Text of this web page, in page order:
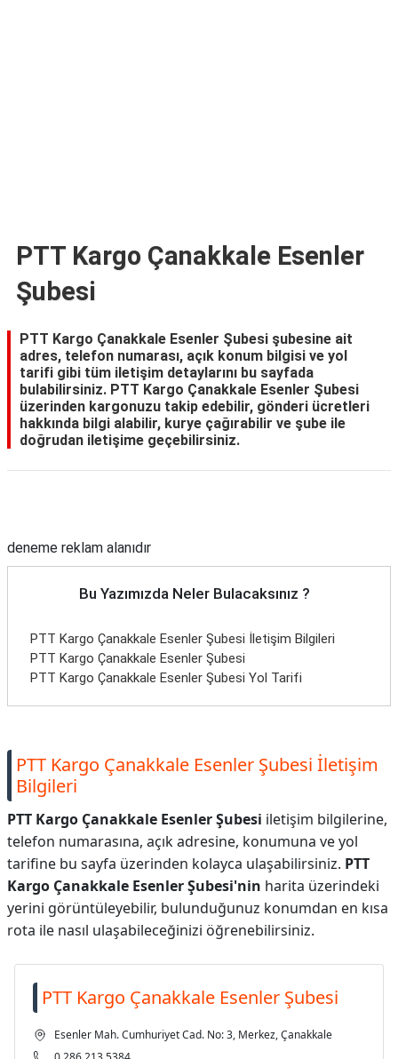
PTT Kargo Çanakkale Esenler
Şubesi
PTT Kargo Çanakkale Esenler Şubesi şubesine ait
adres, telefon numarası, açık konum bilgisi ve yol
tarifi gibi tüm iletişim detaylarını bu sayfada
bulabilirsiniz. PTT Kargo Çanakkale Esenler Şubesi
üzerinden kargonuzu takip edebilir, gönderi ücretleri
hakkında bilgi alabilir, kurye çağırabilir ve şube ile
doğrudan iletişime geçebilirsiniz.
deneme reklam alanıdır
Bu Yazımızda Neler Bulacaksınız ?
PTT Kargo Çanakkale Esenler Şubesi İletişim Bilgileri
PTT Kargo Çanakkale Esenler Şubesi
PTT Kargo Çanakkale Esenler Şubesi Yol Tarifi
PTT Kargo Çanakkale Esenler Şubesi İletişim
Bilgileri
PTT Kargo Çanakkale Esenler Şubesi iletişim bilgilerine,
telefon numarasına, açık adresine, konumuna ve yol
tarifine bu sayfa üzerinden kolayca ulaşabilirsiniz. PTT
Kargo Çanakkale Esenler Şubesi'nin harita üzerindeki
yerini görüntüleyebilir, bulunduğunuz konumdan en kısa
rota ile nasıl ulaşabileceğinizi öğrenebilirsiniz.
PTT Kargo Çanakkale Esenler Şubesi
Esenler Mah. Cumhuriyet Cad. No: 3, Merkez, Çanakkale